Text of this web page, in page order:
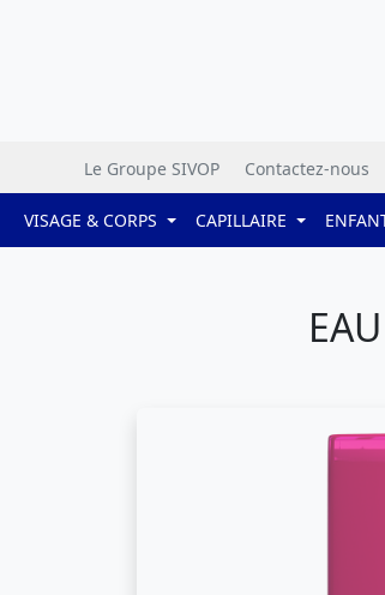
Le Groupe SIVOP Contactez-nous
VISAGE & CORPS CAPILLAIRE